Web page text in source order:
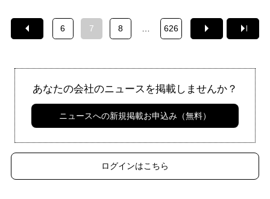
6 7 8 … 626
あなたの会社のニュースを掲載しませんか？
ニュースへの新規掲載お申込み（無料）
ログインはこちら